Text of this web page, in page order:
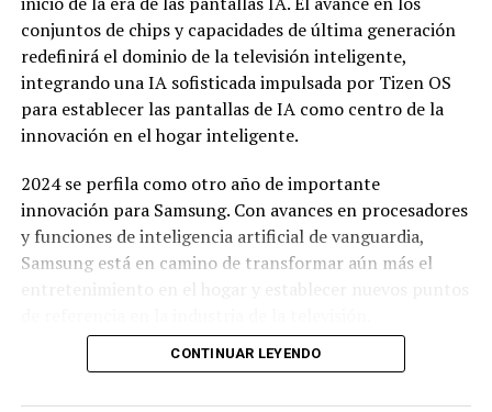
conjuntos de chips y capacidades de última generación
redefinirá el dominio de la televisión inteligente,
integrando una IA sofisticada impulsada por Tizen OS
para establecer las pantallas de IA como centro de la
innovación en el hogar inteligente.
2024 se perfila como otro año de importante
innovación para Samsung. Con avances en procesadores
y funciones de inteligencia artificial de vanguardia,
Samsung está en camino de transformar aún más el
CONTINUAR LEYENDO